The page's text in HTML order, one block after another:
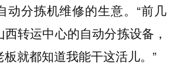
动分拣机维修的生意。“前几
转运中心的自动分拣设备，
就都知道我能干这活儿。”